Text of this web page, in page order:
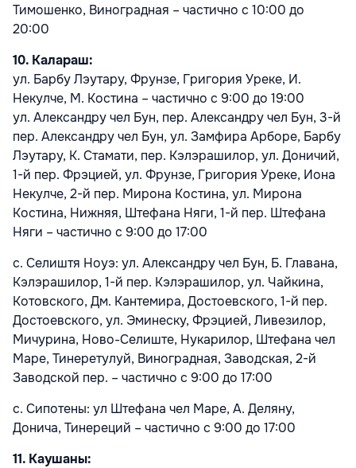
Тимошенко, Виноградная – частично с 10:00 до
20:00
10. Калараш:
ул. Барбу Лэутару, Фрунзе, Григория Уреке, И.
Некулче, М. Костина – частично с 9:00 до 19:00
ул. Александру чел Бун, пер. Александру чел Бун, 3-й
пер. Александру чел Бун, ул. Замфира Арборе, Барбу
Лэутару, К. Стамати, пер. Кэлэрашилор, ул. Доничий,
1-й пер. Фрэцией, ул. Фрунзе, Григория Уреке, Иона
Некулче, 2-й пер. Мирона Костина, ул. Мирона
Костина, Нижняя, Штефана Няги, 1-й пер. Штефана
Няги – частично с 9:00 до 17:00
с. Селиштя Ноуэ: ул. Александру чел Бун, Б. Главана,
Кэлэрашилор, 1-й пер. Кэлэрашилор, ул. Чайкина,
Котовского, Дм. Кантемира, Достоевского, 1-й пер.
Достоевского, ул. Эминеску, Фрэцией, Ливезилор,
Мичурина, Ново-Селиште, Нукарилор, Штефана чел
Маре, Тинеретулуй, Виноградная, Заводская, 2-й
Заводской пер. – частично с 9:00 до 17:00
с. Сипотены: ул Штефана чел Маре, А. Деляну,
Донича, Тинереций – частично с 9:00 до 17:00
11. Каушаны: